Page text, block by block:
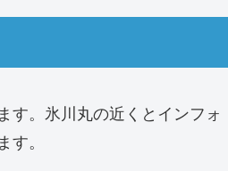
す。氷川丸の近くとインフォ
す。